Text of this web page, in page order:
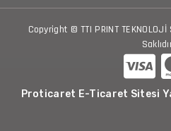
Copyright © TTI PRINT TEKNOLOJİ
Proticaret E-Ticaret Sitesi